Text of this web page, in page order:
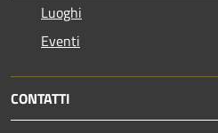
Luoghi
Eventi
CONTATTI